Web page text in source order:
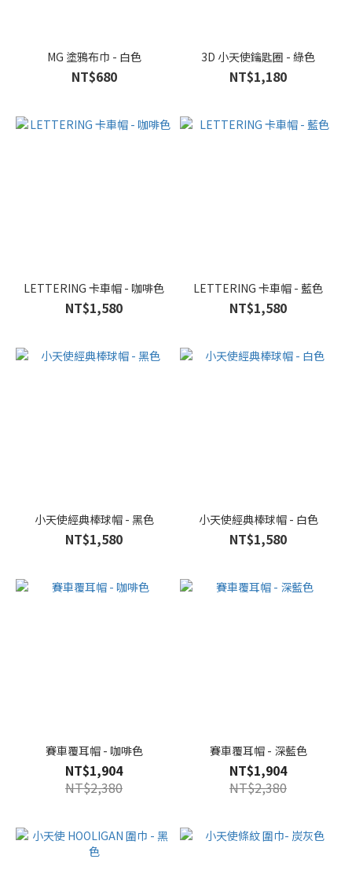
MG 塗鴉布巾 - 白色
NT$680
3D 小天使鑰匙圈 - 綠色
NT$1,180
LETTERING 卡車帽 - 咖啡色
NT$1,580
LETTERING 卡車帽 - 藍色
NT$1,580
小天使經典棒球帽 - 黑色
NT$1,580
小天使經典棒球帽 - 白色
NT$1,580
賽車覆耳帽 - 咖啡色
NT$1,904
NT$2,380
賽車覆耳帽 - 深藍色
NT$1,904
NT$2,380